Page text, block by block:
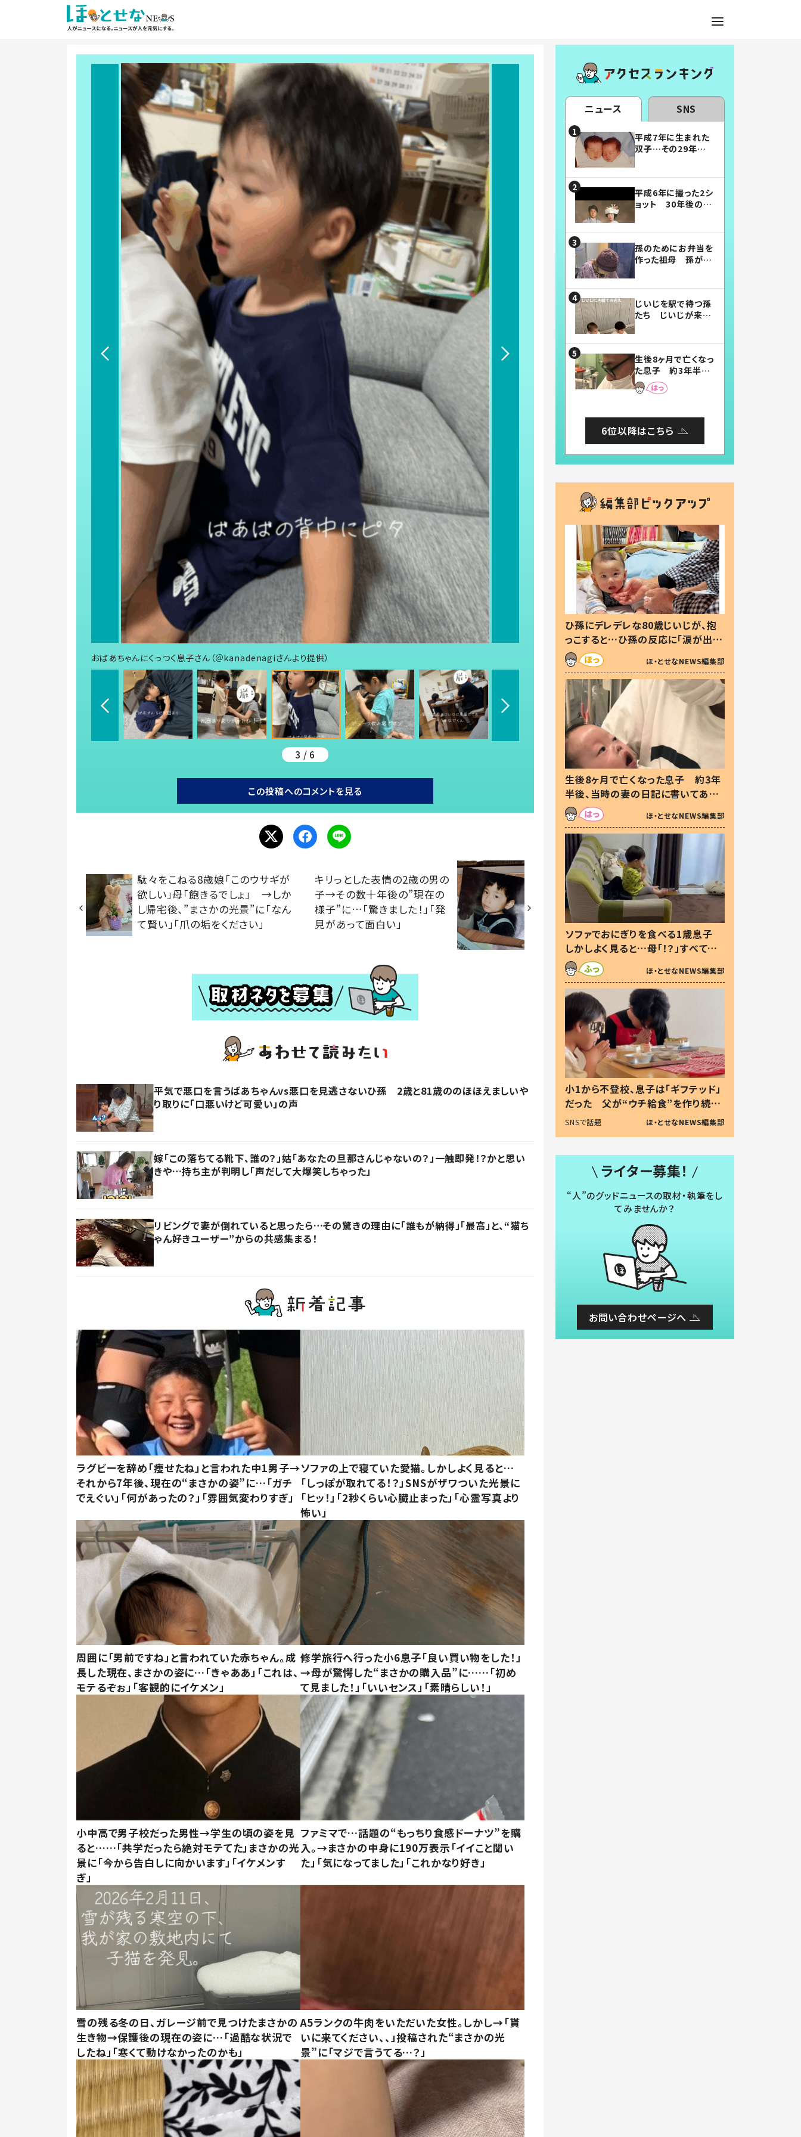
おばあちゃんにくっつく息子さん（＠kanadenagiさんより提供）
3 / 6
この投稿へのコメントを見る
駄々をこねる8歳娘「このウサギが
欲しい」母「飽きるでしょ」 →しか
し帰宅後、”まさかの光景”に「なん
て賢い」「爪の垢をください」
キリっとした表情の2歳の男の
子→その数十年後の”現在の
様子”に…「驚きました！」「発
見があって面白い」
平気で悪口を言うばあちゃんvs悪口を見逃さないひ孫 2歳と81歳ののほほえましいや
り取りに「口悪いけど可愛い」の声
嫁「この落ちてる靴下、誰の？」姑「あなたの旦那さんじゃないの？」一触即発！？かと思い
きや…持ち主が判明し「声だして大爆笑しちゃった」
リビングで妻が倒れていると思ったら…その驚きの理由に「誰もが納得」「最高」と、“猫ち
ゃん好きユーザー”からの共感集まる！
ラグビーを辞め「痩せたね」と言われた中1男子→
それから7年後、現在の“まさかの姿”に…「ガチ
でえぐい」「何があったの？」「雰囲気変わりすぎ」
ソファの上で寝ていた愛猫。しかしよく見ると…
「しっぽが取れてる！？」SNSがザワついた光景に
「ヒッ！」「2秒くらい心臓止まった」「心霊写真より
怖い」
周囲に「男前ですね」と言われていた赤ちゃん。成
長した現在、まさかの姿に…「きゃああ」「これは、
モテるぞぉ」「客観的にイケメン」
修学旅行へ行った小6息子「良い買い物をした！」
→母が驚愕した“まさかの購入品”に……「初め
て見ました！」「いいセンス」「素晴らしい！」
小中高で男子校だった男性→学生の頃の姿を見
ると……「共学だったら絶対モテてた」まさかの光
景に「今から告白しに向かいます」「イケメンす
ぎ」
ファミマで…話題の“もっちり食感ドーナツ”を購
入。→まさかの中身に190万表示「イイこと聞い
た」「気になってました」「これかなり好き」
雪の残る冬の日、ガレージ前で見つけたまさかの
生き物→保護後の現在の姿に…「過酷な状況で
したね」「寒くて動けなかったのかも」
A5ランクの牛肉をいただいた女性。しかし→「貰
いに来てください、、」投稿された“まさかの光
景”に「マジで言うてる…？」
ニュース SNS
平成7年に生まれた
双子…その29年後
平成6年に撮った2シ
ョット 30年後の姿
孫のためにお弁当を
作った祖母 孫が絶
じいじを駅で待つ孫
たち じいじが来た
まらない」「幸せにな
れる」
生後8ヶ月で亡くなっ
た息子 約3年半
後、当時の妻の日記
に書いてあった本音
6位以降はこちら
ひ孫にデレデレな80歳じいじが、抱
っこすると…ひ孫の反応に「涙が出ま
した」「可愛くて仕方ない」
ほ・とせなNEWS編集部
生後8ヶ月で亡くなった息子 約3年
半後、当時の妻の日記に書いてあっ
た本音とは
ほ・とせなNEWS編集部
ソファでおにぎりを食べる1歳息子
しかしよく見ると…母「！？」すべてを
察した母の投稿に「可愛いから許
す！」「現行犯〜」
ほ・とせなNEWS編集部
小1から不登校、息子は「ギフテッド」
だった 父が“ウチ給食”を作り続け
る理由とは #令和の親 #令和の子
SNSで話題 ほ・とせなNEWS編集部
ライター募集！
“人”のグッドニュースの取材・執筆をし
てみませんか？
お問い合わせページへ